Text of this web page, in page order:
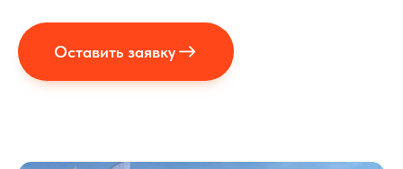
Оставить заявку